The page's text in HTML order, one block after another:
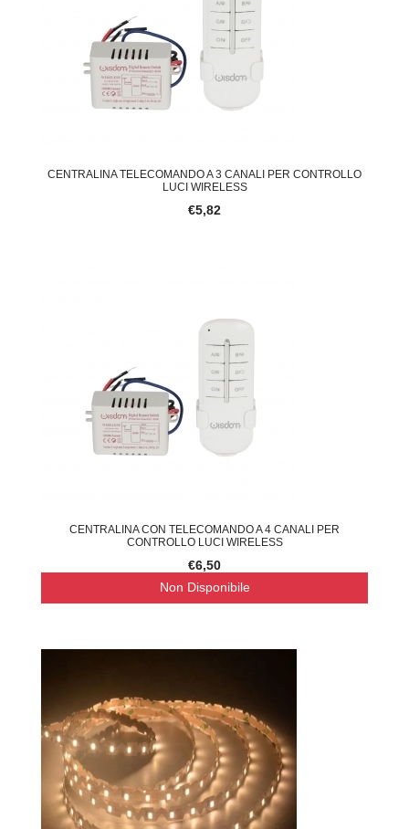
CENTRALINA TELECOMANDO A 3 CANALI PER CONTROLLO
LUCI WIRELESS
€5,82
CENTRALINA CON TELECOMANDO A 4 CANALI PER
CONTROLLO LUCI WIRELESS
€6,50
Non Disponibile